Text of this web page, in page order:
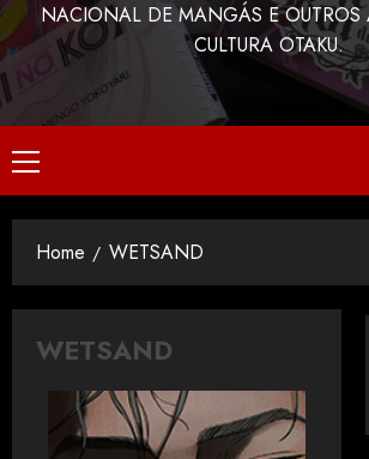
NACIONAL DE MANGÁS E OUTROS
CULTURA OTAKU.
Home WETSAND
WETSAND